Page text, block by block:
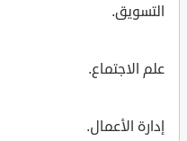
التسويق.
علم الاجتماع.
إدارة الأعمال.